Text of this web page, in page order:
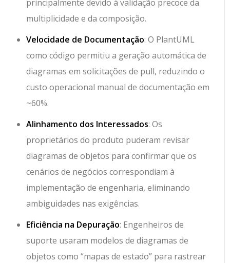
principalmente devido à validação precoce da
multiplicidade e da composição.
Velocidade de Documentação: O PlantUML
como código permitiu a geração automática de
diagramas em solicitações de pull, reduzindo o
custo operacional manual de documentação em
~60%.
Alinhamento dos Interessados: Os
proprietários do produto puderam revisar
diagramas de objetos para confirmar que os
cenários de negócios correspondiam à
implementação de engenharia, eliminando
ambiguidades nas exigências.
Eficiência na Depuração: Engenheiros de
suporte usaram modelos de diagramas de
objetos como “mapas de estado” para rastrear